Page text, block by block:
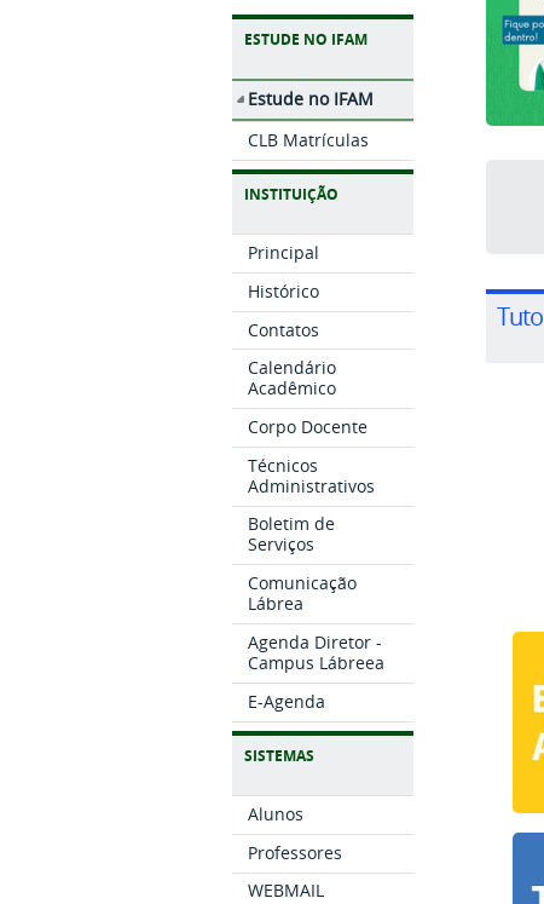
ESTUDE NO IFAM
Estude no IFAM
CLB Matrículas
INSTITUIÇÃO
Principal
Histórico
Contatos
Calendário
Acadêmico
Corpo Docente
Técnicos
Administrativos
Boletim de
Serviços
Comunicação
Lábrea
Agenda Diretor -
Campus Lábreea
E-Agenda
SISTEMAS
Alunos
Professores
WEBMAIL